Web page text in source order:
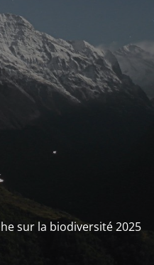
sur la biodiversité 2025